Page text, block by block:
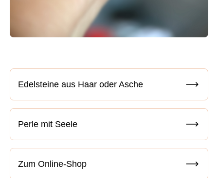
Edelsteine aus Haar oder Asche
Perle mit Seele
Zum Online-Shop